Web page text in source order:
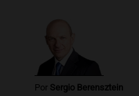
Por Sergio Berensztein